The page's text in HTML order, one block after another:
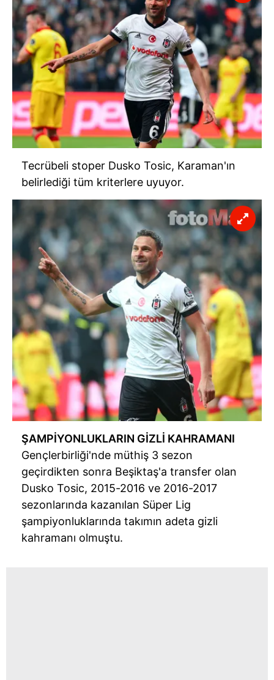
Tecrübeli stoper Dusko Tosic, Karaman'ın
belirlediği tüm kriterlere uyuyor.
ŞAMPİYONLUKLARIN GİZLİ KAHRAMANI
Gençlerbirliği'nde müthiş 3 sezon
geçirdikten sonra Beşiktaş'a transfer olan
Dusko Tosic, 2015-2016 ve 2016-2017
sezonlarında kazanılan Süper Lig
şampiyonluklarında takımın adeta gizli
kahramanı olmuştu.